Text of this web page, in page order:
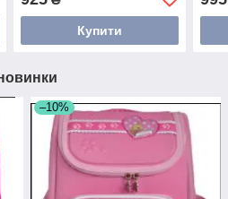
Купити
–10%